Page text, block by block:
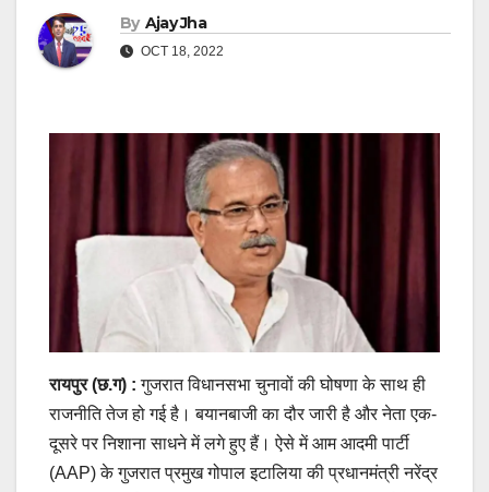
By Ajay Jha
OCT 18, 2022
रायपुर (छ.ग) :गुजरात विधानसभा चुनावों की घोषणा के साथ ही
राजनीति तेज हो गई है। बयानबाजी का दौर जारी है और नेता एक-
दूसरे पर निशाना साधने में लगे हुए हैं। ऐसे में आम आदमी पार्टी
(AAP) के गुजरात प्रमुख गोपाल इटालिया की प्रधानमंत्री नरेंद्र